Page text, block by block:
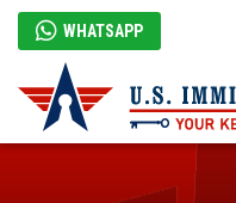
WHATSAPP